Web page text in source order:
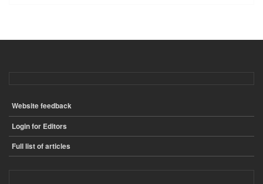
ПОДВАЛ
Website feedback
Login for Editors
Full list of articles